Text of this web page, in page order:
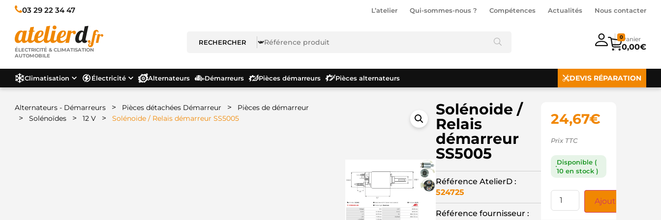
03 29 22 34 47 L’atelier Qui-sommes-nous ? Compétences Actualités Nous contacter
ÉLECTRICITÉ & CLIMATISATION
AUTOMOBILE
0,00€
0
Climatisation Électricité Alternateurs Démarreurs Pièces démarreurs Pièces alternateurs DEVIS RÉPARATION
Alternateurs - Démarreurs > Pièces détachées Démarreur > Pièces de démarreur
> Solénoïdes > 12 V > Solénoide / Relais démarreur SS5005
Solénoide /
Relais
démarreur
SS5005
Référence AtelierD :
524725
Référence fournisseur :
24,67€
Prix TTC
Disponible (
10 en stock )
Ajouter au